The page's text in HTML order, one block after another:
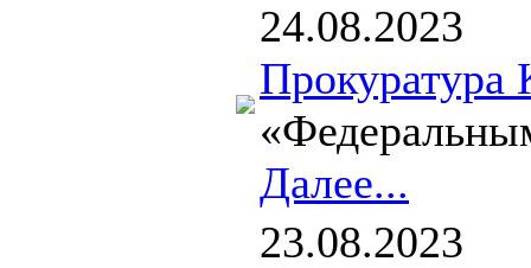
24.08.2023
Прокуратура
Далее...
23.08.2023